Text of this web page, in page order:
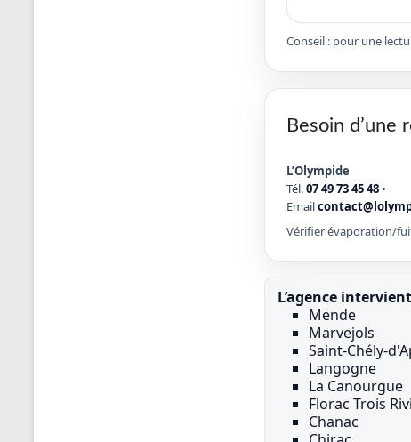
Conseil : pour une
Besoin
L’Olympide
Tél.07 49 73 45 48 •
Email
Vérifier évaporation/
L’agence
Mende
Marvejols
Saint-Chély-
Langogne
La Canourgue
Florac Trois
Chanac